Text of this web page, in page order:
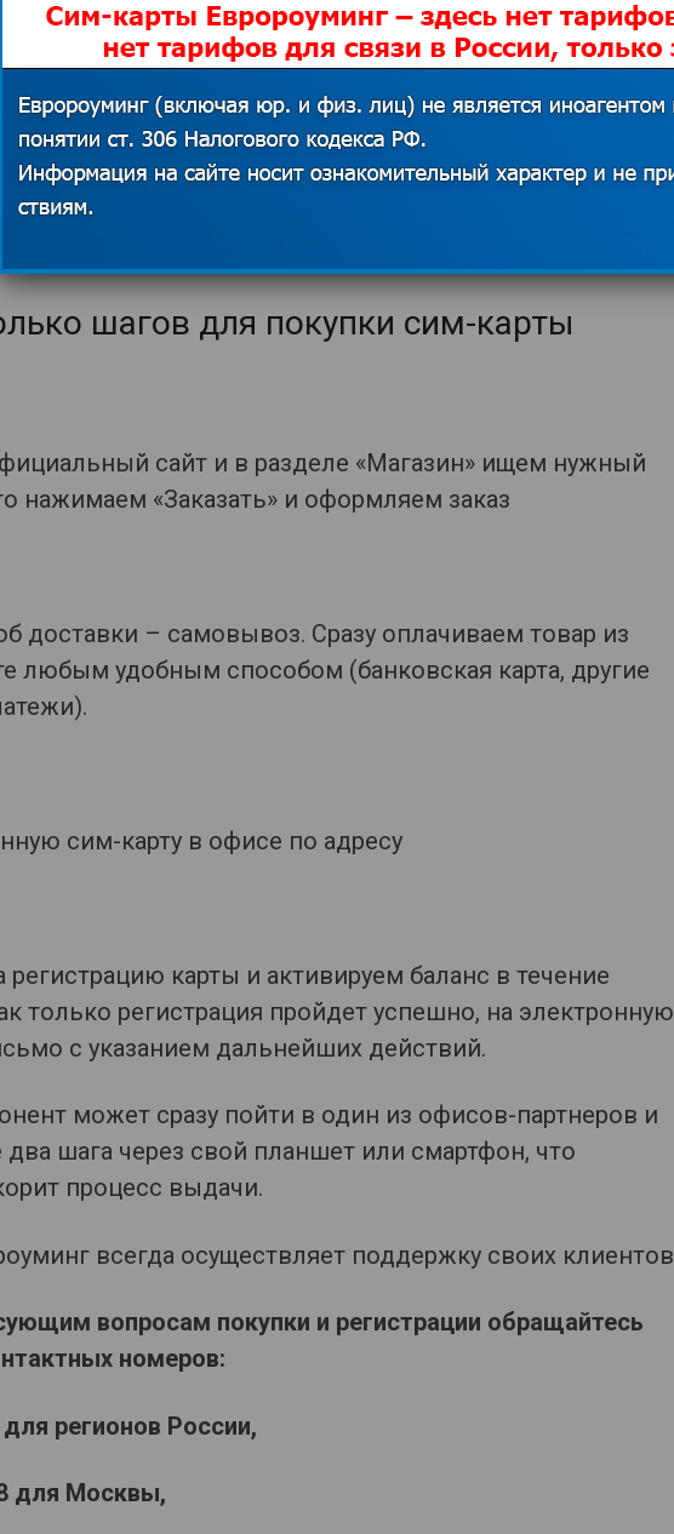
себя:
в РФ от – 0,05 $ за мин.
в 147 странах – всегда бесплатный
0,10 $
платежа
шагов для покупки сим-карты
сайт и в разделе «Магазин» ищем нужный
нажимаем «Заказать» и оформляем заказ
доставки – самовывоз. Сразу оплачиваем товар из
любым удобным способом (банковская карта, другие
сим-карту в офисе по адресу
карты и активируем баланс в течение
только регистрация пройдет успешно, на электронную
с указанием дальнейших действий.
может сразу пойти в один из офисов-партнеров и
шага через свой планшет или смартфон, что
процесс выдачи.
всегда осуществляет поддержку своих клиентов
вопросам покупки и регистрации обращайтесь
номеров:
регионов России,
для Москвы,